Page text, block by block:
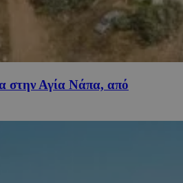
στην Αγία Νάπα, από